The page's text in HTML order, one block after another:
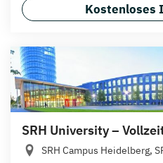
Kostenloses
SRH University –
SRH Campus Heidelberg,